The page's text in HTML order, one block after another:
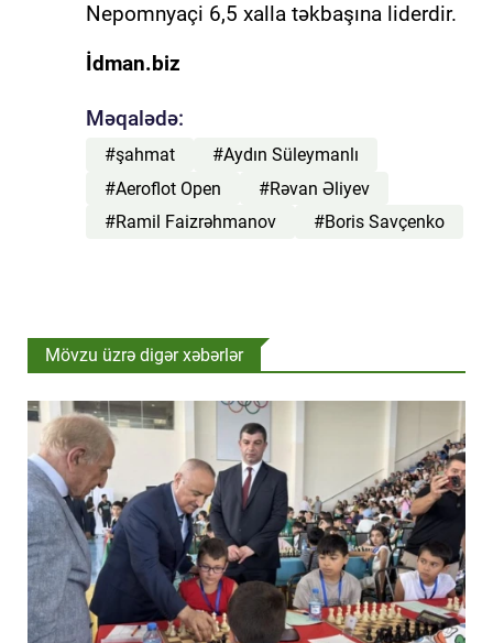
Nepomnyaçi 6,5 xalla təkbaşına liderdir.
İdman.biz
Məqalədə:
#şahmat
#Aydın Süleymanlı
#Aeroflot Open
#Rəvan Əliyev
#Ramil Faizrəhmanov
#Boris Savçenko
Mövzu üzrə digər xəbərlər